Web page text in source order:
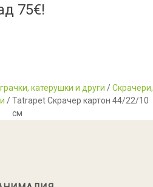
75€!
катерушки и други /Скрачери,
/ Tatrapet Скрачер картон 44/22/10
см